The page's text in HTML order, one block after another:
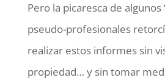
Pero la picaresca de algunos
pseudo-profesionales
realizar estos informes sin
propiedad… y sin tomar